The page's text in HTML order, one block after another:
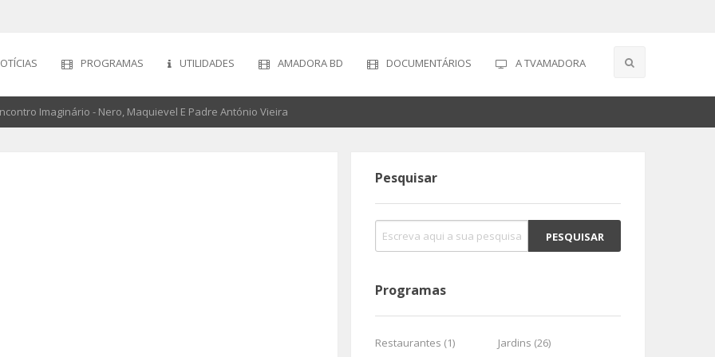
PROGRAMAS UTILIDADES AMADORA BD DOCUMENTÁRIOS A TVAMADORA
Imaginário - Nero, Maquievel E Padre António Vieira
Pesquisar
Programas
Restaurantes (1)
Jardins (26)